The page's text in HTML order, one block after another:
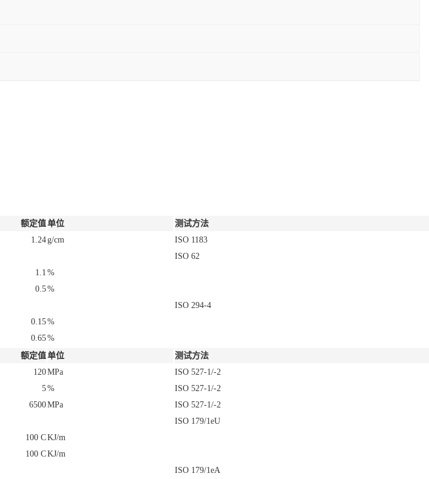
额定值单位
测试方法
1.24g/cm
ISO 1183
ISO 62
1.1 %
0.5%
ISO 294-4
0.15%
0.65%
额定值单位
测试方法
120MPa
ISO 527-1/-2
5%
ISO 527-1/-2
6500MPa
ISO 527-1/-2
ISO 179/1eU
100 CKJ/m
100 CKJ/m
ISO 179/1eA